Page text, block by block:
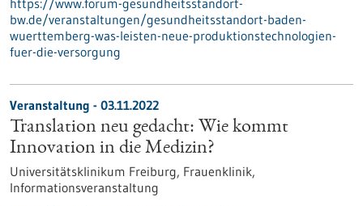
https://www.forum-gesundheitsstandort-
bw.de/veranstaltungen/gesundheitsstandort-baden-
wuerttemberg-was-leisten-neue-produktionstechnologien-
fuer-die-versorgung
Veranstaltung - 03.11.2022
Translation neu gedacht: Wie kommt
Innovation in die Medizin?
Universitätsklinikum Freiburg, Frauenklinik,
Informationsveranstaltung